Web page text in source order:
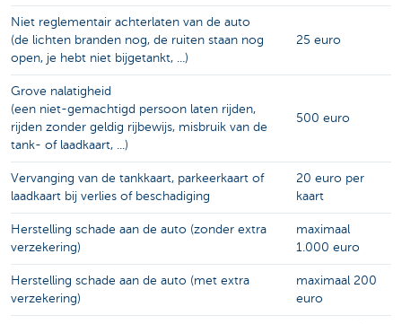
Niet reglementair achterlaten van de auto
(de lichten branden nog, de ruiten staan nog
open, je hebt niet bijgetankt, ...)
25 euro
Grove nalatigheid
(een niet-gemachtigd persoon laten rijden,
rijden zonder geldig rijbewijs, misbruik van de
tank- of laadkaart, ...)
500 euro
Vervanging van de tankkaart, parkeerkaart of
laadkaart bij verlies of beschadiging
20 euro per
kaart
Herstelling schade aan de auto (zonder extra
verzekering)
maximaal
1.000 euro
Herstelling schade aan de auto (met extra
verzekering)
maximaal 200
euro